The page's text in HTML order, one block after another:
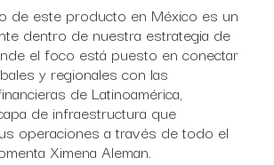
de este producto en México es un
dentro de nuestra estrategia de
el foco está puesto en conectar
y regionales con las
de Latinoamérica,
de infraestructura que
operaciones a través de todo el
Ximena Aleman.